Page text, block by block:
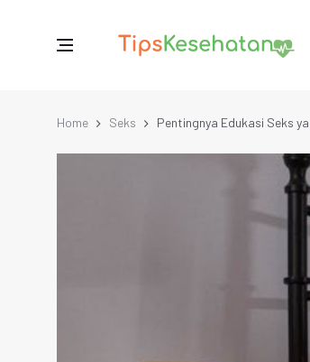
Home Seks Pentingnya Edukasi Seks